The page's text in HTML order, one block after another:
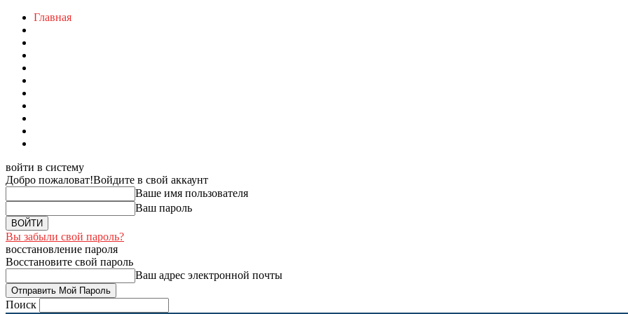
Главная
войти в систему
Добро пожаловат!Войдите в свой аккаунт
Ваше имя пользователя
Ваш пароль
Вы забыли свой пароль?
восстановление пароля
Восстановите свой пароль
Ваш адрес электронной почты
Поиск